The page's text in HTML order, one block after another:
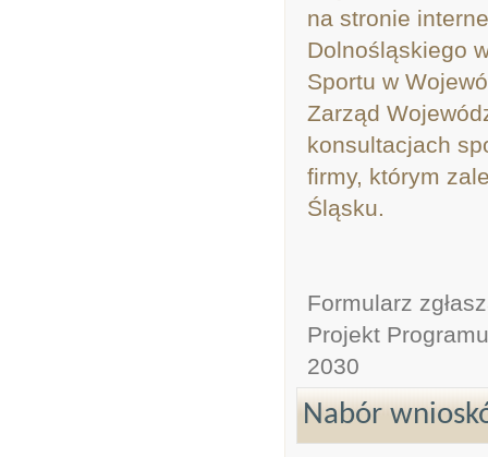
na stronie
Dolnośląskiego
Sportu w
Zarząd
konsultacjach
firmy, którym
Śląsku.
Formularz
Projekt
2030
Nabór